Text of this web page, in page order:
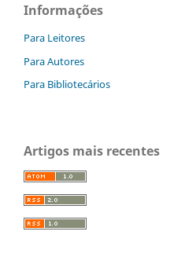
Informações
Para Leitores
Para Autores
Para Bibliotecários
Artigos mais recentes